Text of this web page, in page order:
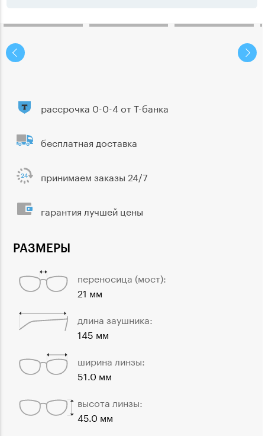
РАЗМЕРЫ
переносица (мост):
21 мм
длина заушника:
145 мм
ширина линзы:
51.0 мм
высота линзы:
45.0 мм
рассрочка 0-0-4 от Т-банка
бесплатная доставка
принимаем заказы 24/7
гарантия лучшей цены